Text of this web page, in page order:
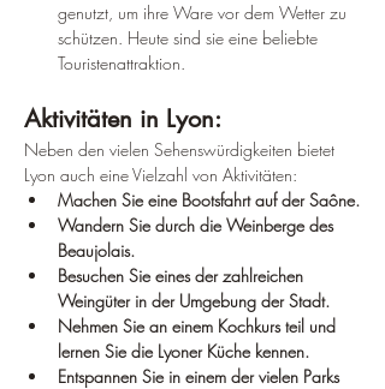
genutzt, um ihre Ware vor dem Wetter zu
schützen. Heute sind sie eine beliebte
Touristenattraktion.
Aktivitäten in Lyon:
Neben den vielen Sehenswürdigkeiten bietet
Lyon auch eine Vielzahl von Aktivitäten:
Machen Sie eine Bootsfahrt auf der Saône.
Wandern Sie durch die Weinberge des
Beaujolais.
Besuchen Sie eines der zahlreichen
Weingüter in der Umgebung der Stadt.
Nehmen Sie an einem Kochkurs teil und
lernen Sie die Lyoner Küche kennen.
Entspannen Sie in einem der vielen Parks